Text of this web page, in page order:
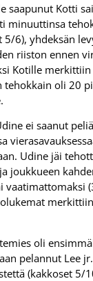
saapunut Kotti
minuuttinsa
5/6), yhdeksän
riiston ennen
Kotille
tehokkain oli 20
ei saanut
Udine jäi
joukkueen
vaatimattomaksi
oli
pelannut Lee
(kakkoset 5/